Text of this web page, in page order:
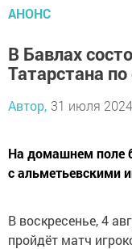
АНОНС
В Бавлах
Татарстана
Автор, 31 июля
На домашнем поле
с альметьевскими
В воскресенье, 4
пройдёт матч